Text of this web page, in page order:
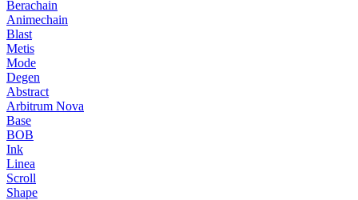
Berachain
Animechain
Blast
Metis
Mode
Degen
Abstract
Arbitrum Nova
Base
BOB
Ink
Linea
Scroll
Shape